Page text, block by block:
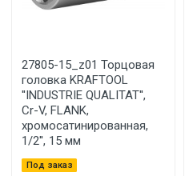
27805-15_z01 Торцовая
головка KRAFTOOL
''INDUSTRIE QUALITAT'',
Cr-V, FLANK,
хромосатинированная,
1/2'', 15 мм
Под заказ